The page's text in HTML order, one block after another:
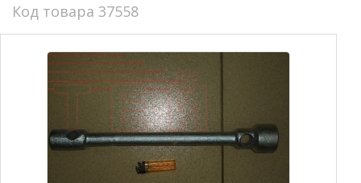
Код товара 37558